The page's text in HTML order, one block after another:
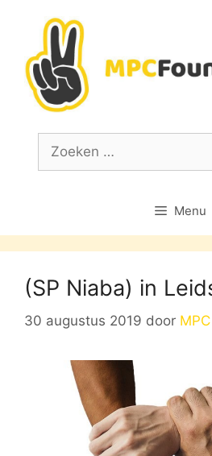
inhoud
Zoek
Menu
(SP Niaba) in
30 augustus 2019 door